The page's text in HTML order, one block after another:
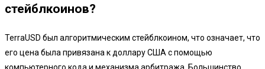
стейблкоинов?
TerraUSD был алгоритмическим стейблкоином, что означает, что
его цена была привязана к доллару США с помощью
компьютерного кода и механизма арбитража. Большинство